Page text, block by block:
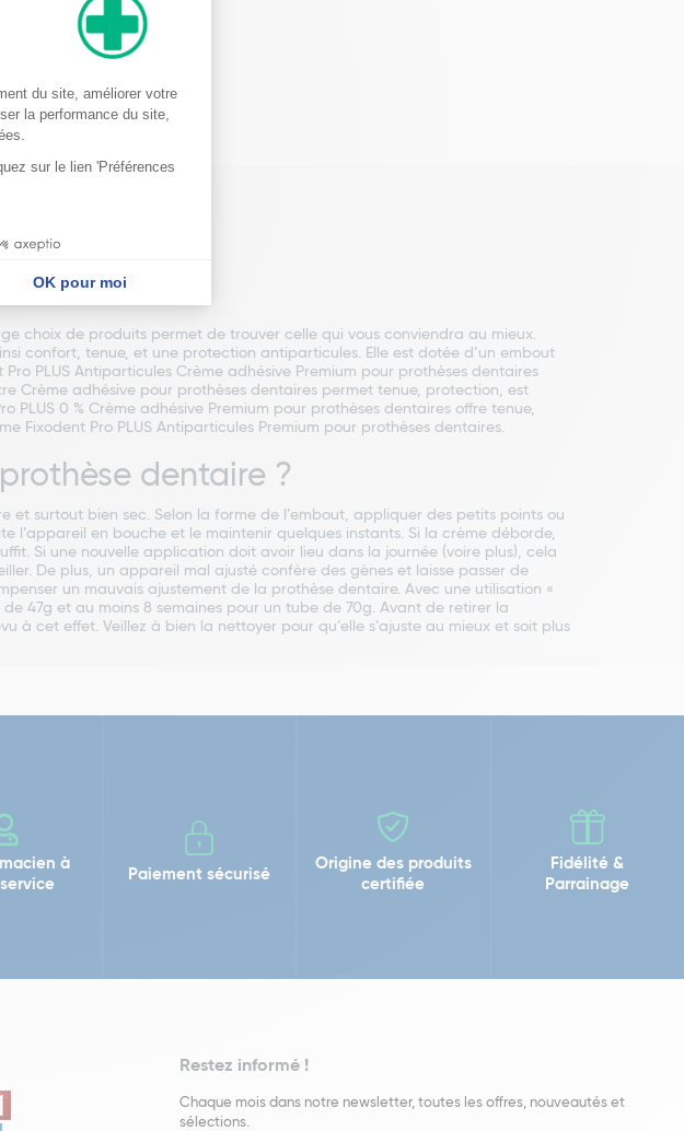
choix de produits permet de trouver celle qui vous conviendra au mieux.
confort, tenue, et une protection antiparticules. Elle est dotée d’un embout
PLUS Antiparticules Crème adhésive Premium pour prothèses dentaires
Crème adhésive pour prothèses dentaires permet tenue, protection, est
0 % Crème adhésive Premium pour prothèses dentaires offre tenue,
Fixodent Pro PLUS Antiparticules Premium pour prothèses dentaires.
dentaire ?
et surtout bien sec. Selon la forme de l’embout, appliquer des petits points ou
l’appareil en bouche et le maintenir quelques instants. Si la crème déborde,
Si une nouvelle application doit avoir lieu dans la journée (voire plus), cela
De plus, un appareil mal ajusté confère des gènes et laisse passer de
un mauvais ajustement de la prothèse dentaire. Avec une utilisation «
47g et au moins 8 semaines pour un tube de 70g. Avant de retirer la
à cet effet. Veillez à bien la nettoyer pour qu’elle s’ajuste au mieux et soit plus
à
Paiement sécurisé
Origine des produits
certifiée
Fidélité &
Parrainage
Restez informé !
Chaque mois dans notre newsletter, toutes les offres, nouveautés et
sélections.